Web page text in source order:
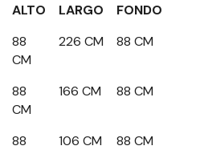
ALTO LARGO
FONDO
88
CM
226 CM 88 CM
88
CM
166 CM 88 CM
88
106 CM 88 CM